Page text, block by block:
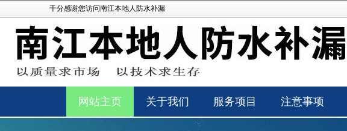
千分感谢您访问南江本地人防水补漏
网站主页 关于我们 服务项目 注意事项